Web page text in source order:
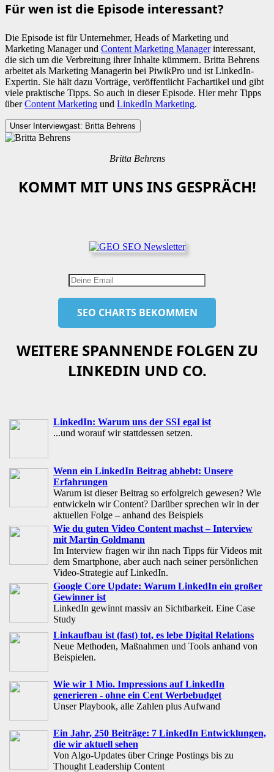
Für wen ist die Episode interessant?
Die Episode ist für Unternehmer, Heads of Marketing und
Marketing Manager und Content Marketing Managerinteressant,
die sich um die Verbreitung ihrer Inhalte kümmern. Britta Behrens
arbeitet als Marketing Managerin bei PiwikPro und ist LinkedIn-
Expertin. Sie hält dazu Vorträge, veröffentlicht Fachartikel und gibt
viele praktische Tipps. So auch in dieser Episode. Hier mehr Tipps
überContent Marketing und LinkedIn Marketing.
Unser Interviewgast: Britta Behrens
Britta Behrens
KOMMT MIT UNS INS GESPRÄCH!
WEITERE SPANNENDE FOLGEN ZU
LINKEDIN UND CO.
LinkedIn: Warum uns der SSI egal ist
...und worauf wir stattdessen setzen.
Wenn ein LinkedIn Beitrag abhebt: Unsere
Erfahrungen
Warum ist dieser Beitrag so erfolgreich gewesen? Wie
entwickeln wir Content? Darüber sprechen wir in der
aktuellen Folge – anhand des Beispiels
Wie du guten Video Content machst – Interview
mit Martin Goldmann
Im Interview fragen wir ihn nach Tipps für Videos mit
dem Smartphone, aber auch nach seiner persönlichen
Video-Strategie auf LinkedIn.
Google Core Update: Warum LinkedIn ein großer
Gewinner ist
LinkedIn gewinnt massiv an Sichtbarkeit. Eine Case
Study
Linkaufbau ist (fast) tot, es lebe Digital Relations
Neue Methoden, Maßnahmen und Tools anhand von
Beispielen.
Wie wir 1 Mio. Impressions auf LinkedIn
generieren - ohne ein Cent Werbebudget
Unser Playbook, alle Zahlen plus Aufwand
Ein Jahr, 250 Beiträge: 7 LinkedIn Entwicklungen,
die wir aktuell sehen
Von Algo-Updates über Cringe Postings bis zu
Thought Leadership Content